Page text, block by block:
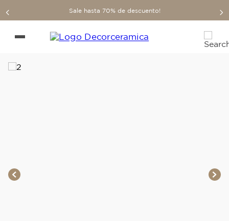
Sale hasta 70% de descuento!